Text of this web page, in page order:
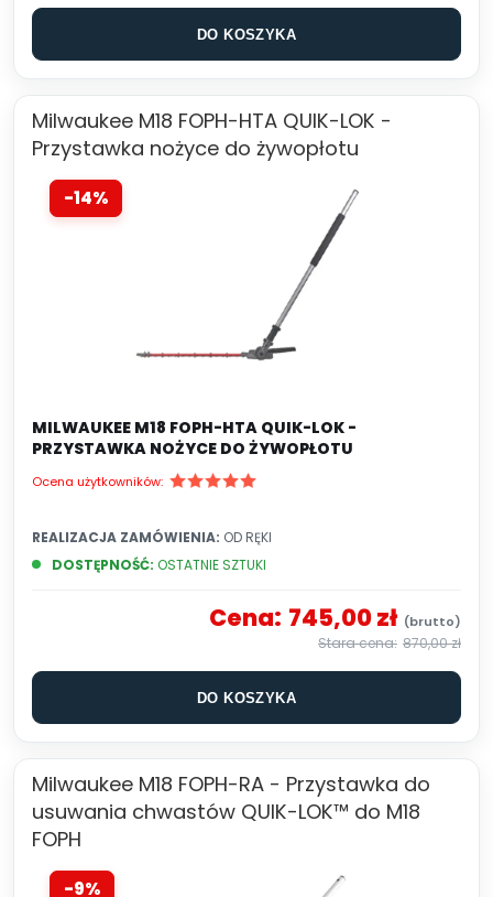
DO KOSZYKA
Milwaukee M18 FOPH-HTA QUIK-LOK -
Przystawka nożyce do żywopłotu
-14%
MILWAUKEE M18 FOPH-HTA QUIK-LOK -
PRZYSTAWKA NOŻYCE DO ŻYWOPŁOTU
Ocena użytkowników:
DOSTĘPNOŚĆ: OSTATNIE SZTUKI
REALIZACJA ZAMÓWIENIA: OD RĘKI
Cena: 745,00 zł
870,00 zł
DO KOSZYKA
Milwaukee M18 FOPH-RA - Przystawka do
usuwania chwastów QUIK-LOK™ do M18
FOPH
-9%